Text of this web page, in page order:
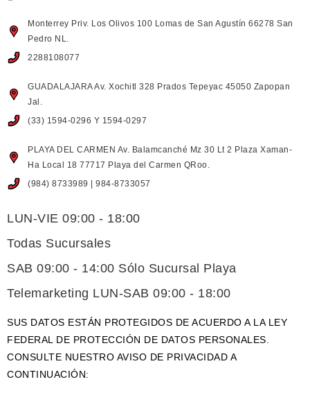
Monterrey Priv. Los Olivos 100 Lomas de San Agustín 66278 San
Pedro NL.
2288108077
GUADALAJARA Av. Xochitl 328 Prados Tepeyac 45050 Zapopan
Jal.
(33) 1594-0296 Y 1594-0297
PLAYA DEL CARMEN Av. Balamcanché Mz 30 Lt 2 Plaza Xaman-
Ha Local 18 77717 Playa del Carmen QRoo.
(984) 8733989 | 984-8733057
LUN-VIE 09:00 - 18:00
Todas Sucursales
SAB 09:00 - 14:00 Sólo Sucursal Playa
Telemarketing LUN-SAB 09:00 - 18:00
SUS DATOS ESTÁN PROTEGIDOS DE ACUERDO A LA LEY
FEDERAL DE PROTECCIÓN DE DATOS PERSONALES.
CONSULTE NUESTRO AVISO DE PRIVACIDAD A
CONTINUACIÓN: